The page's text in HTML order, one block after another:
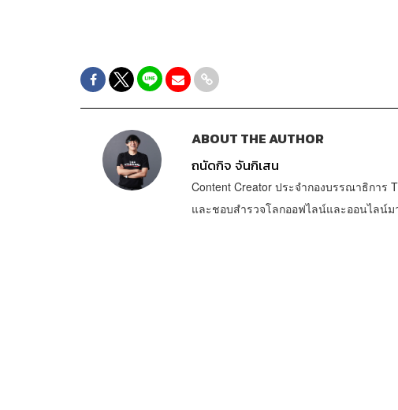
ABOUT THE AUTHOR
ถนัดกิจ จันกิเสน
Content Creator ประจำกองบรรณาธิการ
และชอบสำรวจโลกออฟไลน์และออนไลน์ม